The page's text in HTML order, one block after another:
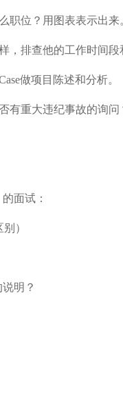
职位？用图表表示出来
排查他的工作时间段
做项目陈述和分析
有重大违纪事故的询问
面试：
）
明？